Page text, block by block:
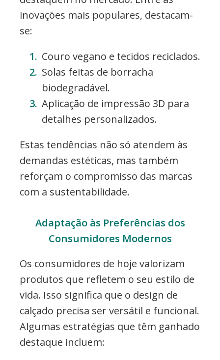
inovações mais populares, destacam-
se:
Couro vegano e tecidos reciclados.
Solas feitas de borracha
biodegradável.
Aplicação de impressão 3D para
detalhes personalizados.
Estas tendências não só atendem às
demandas estéticas, mas também
reforçam o compromisso das marcas
com a sustentabilidade.
Adaptação às Preferências dos
Consumidores Modernos
Os consumidores de hoje valorizam
produtos que refletem o seu estilo de
vida. Isso significa que o design de
calçado precisa ser versátil e funcional.
Algumas estratégias que têm ganhado
destaque incluem: